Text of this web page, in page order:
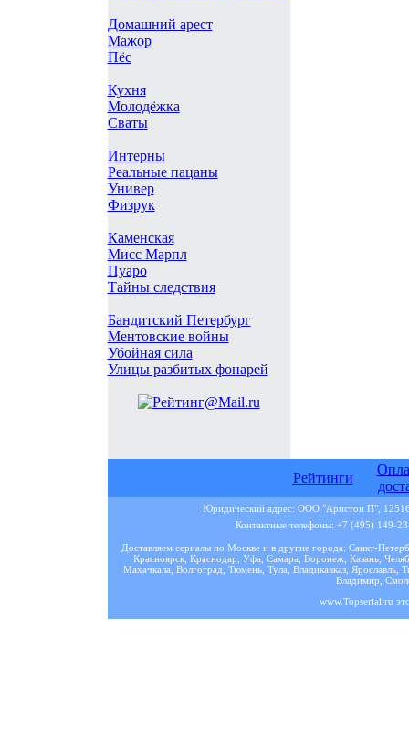
Домашний арест
Мажор
Пёс
Кухня
Молодёжка
Сваты
Интерны
Реальные пацаны
Универ
Физрук
Каменская
Мисс Марпл
Пуаро
Тайны следствия
Бандитский Петербург
Ментовские войны
Убойная сила
Улицы разбитых фонарей
Рейтинги
Юридический адрес: ООО "Аристон П",
Контактные телефоны: +7 (495) 149-
Доставляем сериалы по Москве и в другие города: Санкт-
Красноярск, Краснодар, Уфа, Самара, Воронеж, Казань,
Махачкала, Волгоград, Тюмень, Тула, Владикавказ, Ярославль,
Владимир,
www.Topserial.ru